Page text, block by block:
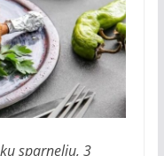
sparnelių, 3